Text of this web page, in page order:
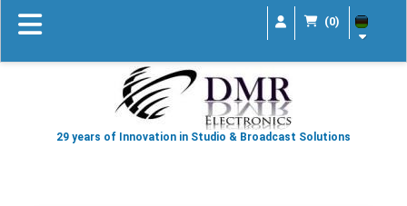
(0)
29 years of Innovation in Studio & Broadcast Solutions